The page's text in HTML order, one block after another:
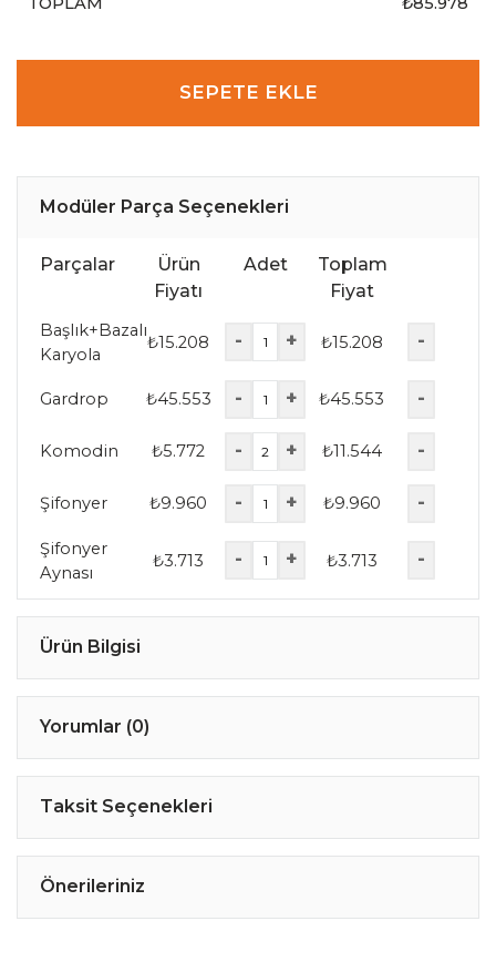
SEPETE EKLE
Modüler Parça Seçenekleri
Parçalar
Ürün
Fiyatı
Adet
Toplam
Fiyat
Başlık+Bazalı
Karyola
₺15.208 - + ₺15.208 -
Gardrop ₺45.553 - + ₺45.553 -
Komodin ₺5.772 - + ₺11.544 -
Şifonyer ₺9.960 - + ₺9.960 -
Şifonyer
Aynası
₺3.713 - + ₺3.713 -
Ürün Bilgisi
Yorumlar (0)
Taksit Seçenekleri
Önerileriniz